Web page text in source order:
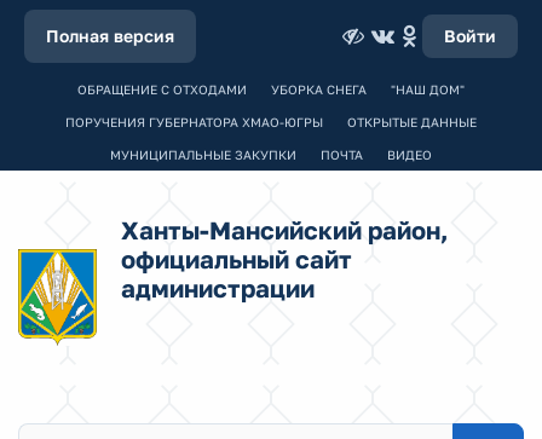
Полная версия Войти
ОБРАЩЕНИЕ С ОТХОДАМИ УБОРКА СНЕГА "НАШ ДОМ"
ПОРУЧЕНИЯ ГУБЕРНАТОРА ХМАО-ЮГРЫ ОТКРЫТЫЕ ДАННЫЕ
МУНИЦИПАЛЬНЫЕ ЗАКУПКИ ПОЧТА ВИДЕО
Ханты-Мансийский район,
официальный сайт
администрации